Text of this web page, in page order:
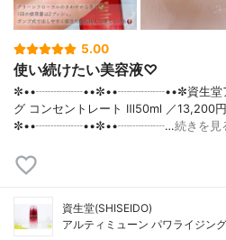
5.00
使い続けたい美容液♡
✼••┈┈┈┈••✼••┈┈┈┈••✼資生堂ア
グ コンセントレート Ⅲ50ml ／13,200
✼••┈┈┈┈••✼••┈┈┈┈…続きを見
資生堂(SHISEIDO)
アルティミューン パワライジン